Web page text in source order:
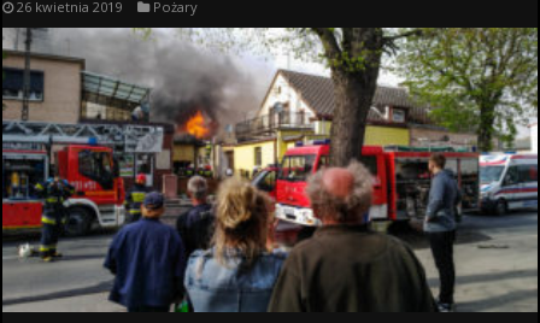
26 kwietnia 2019 Pożary